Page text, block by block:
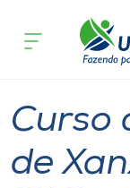
Cursos
Pesquisa
acontece
Curso
de